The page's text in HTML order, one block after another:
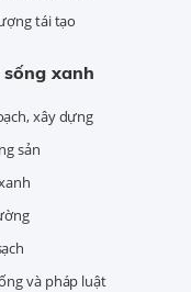
tái tạo
sống xanh
xây dựng
sản
và pháp luật